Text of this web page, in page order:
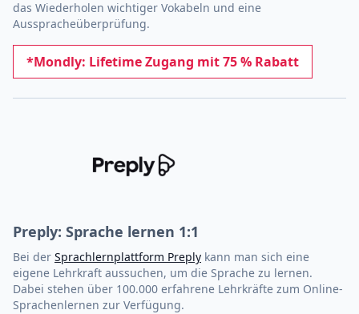
das Wiederholen wichtiger Vokabeln und eine
Ausspracheüberprüfung.
*Mondly: Lifetime Zugang mit 75 % Rabatt
Preply: Sprache lernen 1:1
Bei der Sprachlernplattform Preply kann man sich eine
eigene Lehrkraft aussuchen, um die Sprache zu lernen.
Dabei stehen über 100.000 erfahrene Lehrkräfte zum Online-
Sprachenlernen zur Verfügung.